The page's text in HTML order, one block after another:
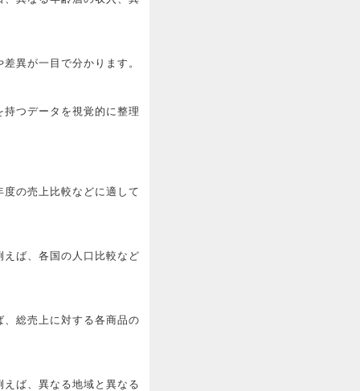
異が一目で分かります。
つデータを視覚的に整理
の売上比較などに適して
ば、各国の人口比較など
総売上に対する各商品の
ば、異なる地域と異なる